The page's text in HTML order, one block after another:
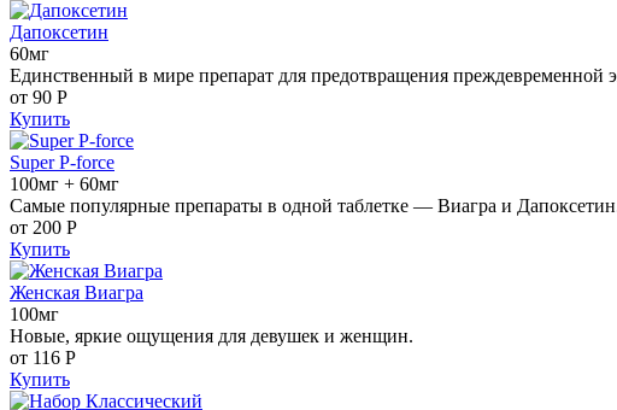
Дапоксетин
60мг
Единственный в мире препарат для предотвращения преждевременной
от 90 Р
Купить
Super P-force
100мг + 60мг
Самые популярные препараты в одной таблетке — Виагра и
от 200 Р
Купить
Женская Виагра
100мг
Новые, яркие ощущения для девушек и женщин.
от 116 Р
Купить